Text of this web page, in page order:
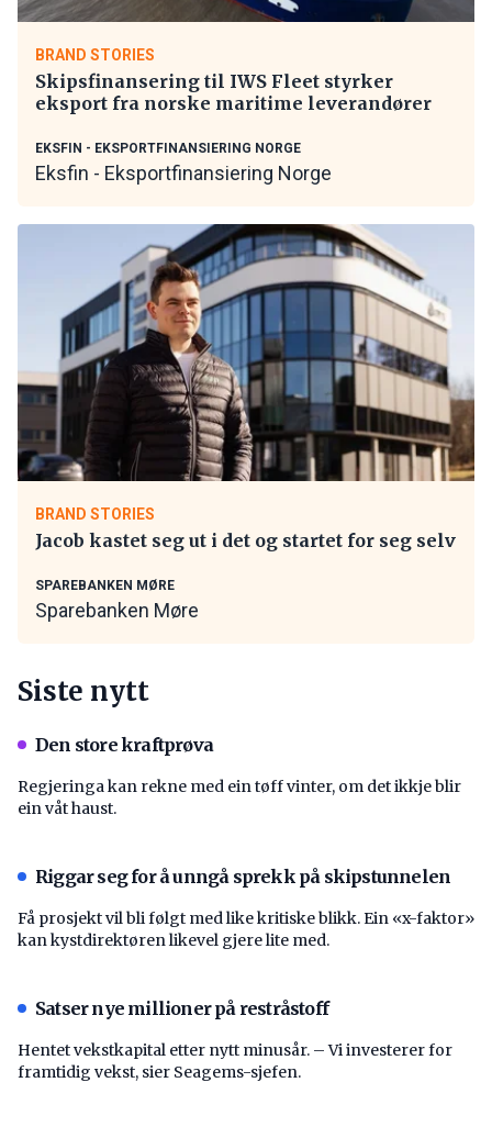
BRAND STORIES
Skipsfinansering til IWS Fleet styrker
eksport fra norske maritime leverandører
EKSFIN - EKSPORTFINANSIERING NORGE
Eksfin - Eksportfinansiering Norge
BRAND STORIES
Jacob kastet seg ut i det og startet for seg selv
SPAREBANKEN MØRE
Sparebanken Møre
Siste nytt
Den store kraftprøva
Regjeringa kan rekne med ein tøff vinter, om det ikkje blir
ein våt haust.
Riggar seg for å unngå sprekk på skipstunnelen
Få prosjekt vil bli følgt med like kritiske blikk. Ein «x-faktor»
kan kystdirektøren likevel gjere lite med.
Satser nye millioner på restråstoff
Hentet vekstkapital etter nytt minusår. – Vi investerer for
framtidig vekst, sier Seagems-sjefen.